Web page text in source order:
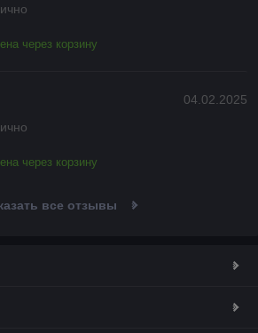
через корзину
04.02.2025
через корзину
все отзывы